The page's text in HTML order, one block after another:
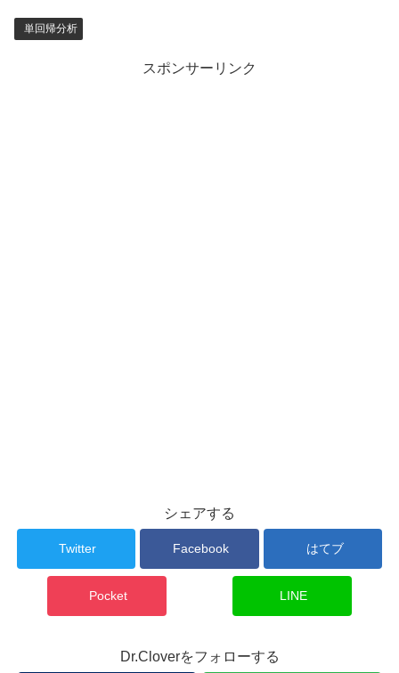
単回帰分析
スポンサーリンク
シェアする
Twitter Facebook はてブ
Pocket LINE
Dr.Cloverをフォローする